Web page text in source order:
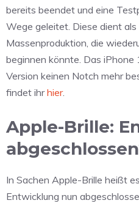
bereits beendet und eine
Wege geleitet. Diese dient
Massenproduktion, die
beginnen könnte. Das
Version keinen Notch mehr
findet ihrhier.
Apple-Brille:
In Sachen Apple-Brille heißt
Entwicklung nun